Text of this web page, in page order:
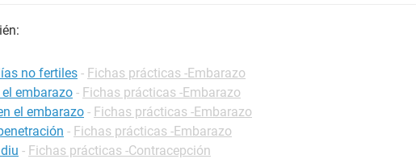
no fertiles - Fichas prácticas -Embarazo
embarazo - Fichas prácticas -Embarazo
el embarazo - Fichas prácticas -Embarazo
- Fichas prácticas -Embarazo
- Fichas prácticas -Contracepción